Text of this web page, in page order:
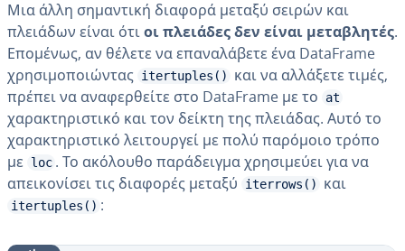
Μια άλλη σημαντική διαφορά μεταξύ σειρών και
πλειάδων είναι ότιοι πλειάδες δεν είναι μεταβλητές.
Επομένως, αν θέλετε να επαναλάβετε ένα DataFrame
χρησιμοποιώντας itertuples()
και να αλλάξετε τιμές,
πρέπει να αναφερθείτε στο DataFrame με το
at
χαρακτηριστικό και τον δείκτη της πλειάδας. Αυτό το
χαρακτηριστικό λειτουργεί με πολύ παρόμοιο τρόπο
με
loc . Το ακόλουθο παράδειγμα χρησιμεύει για να
απεικονίσει τις διαφορές μεταξύ
iterrows() και
itertuples() :